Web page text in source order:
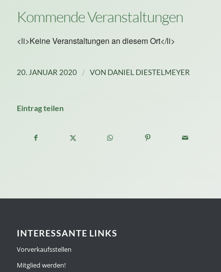
Kommende Veranstaltungen
<li>Keine Veranstaltungen an diesem Ort</li>
20. JANUAR 2020 / VON DANIEL DIESTELMEYER
Eintrag teilen
INTERESSANTE LINKS
Vorverkaufsstellen
Mitglied werden!